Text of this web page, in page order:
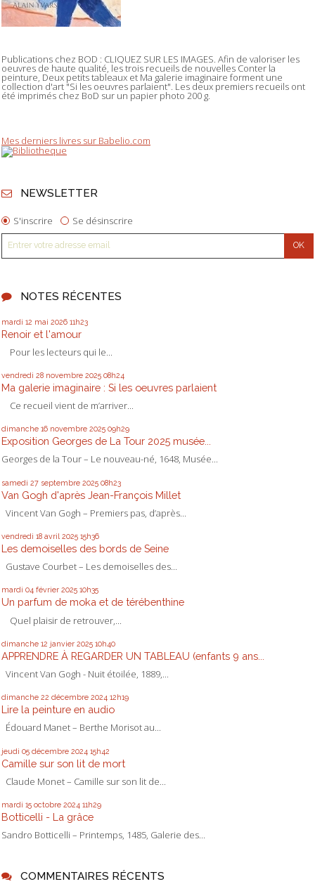
Publications chez BOD : CLIQUEZ SUR LES IMAGES. Afin de valoriser les
oeuvres de haute qualité, les trois recueils de nouvelles Conter la
peinture, Deux petits tableaux et Ma galerie imaginaire forment une
collection d'art "Si les oeuvres parlaient". Les deux premiers recueils ont
été imprimés chez BoD sur un papier photo 200 g.
Mes derniers livres sur Babelio.com
NEWSLETTER
S'inscrire Se désinscrire
NOTES RÉCENTES
mardi 12 mai 2026 11h23
Renoir et l'amour
Pour les lecteurs qui le...
vendredi 28 novembre 2025 08h24
Ma galerie imaginaire : Si les oeuvres parlaient
Ce recueil vient de m’arriver...
dimanche 16 novembre 2025 09h29
Exposition Georges de La Tour 2025 musée...
Georges de la Tour – Le nouveau-né, 1648, Musée...
samedi 27 septembre 2025 08h23
Van Gogh d'après Jean-François Millet
Vincent Van Gogh – Premiers pas, d’après...
vendredi 18 avril 2025 15h36
Les demoiselles des bords de Seine
Gustave Courbet – Les demoiselles des...
mardi 04 février 2025 10h35
Un parfum de moka et de térébenthine
Quel plaisir de retrouver,...
dimanche 12 janvier 2025 10h40
APPRENDRE À REGARDER UN TABLEAU (enfants 9 ans...
Vincent Van Gogh - Nuit étoilée, 1889,...
dimanche 22 décembre 2024 12h19
Lire la peinture en audio
Édouard Manet – Berthe Morisot au...
jeudi 05 décembre 2024 15h42
Camille sur son lit de mort
Claude Monet – Camille sur son lit de...
mardi 15 octobre 2024 11h29
Botticelli - La grâce
Sandro Botticelli – Printemps, 1485, Galerie des...
COMMENTAIRES RÉCENTS